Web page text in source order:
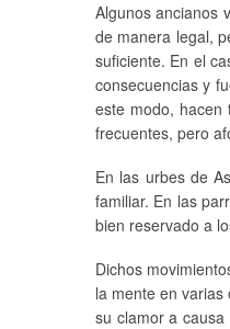
Algunos ancianos
de manera legal,
suficiente. En el
consecuencias y
este modo, hacen
frecuentes, pero
En las urbes de
familiar. En las
bien reservado a
Dichos
la mente en
su clamor a